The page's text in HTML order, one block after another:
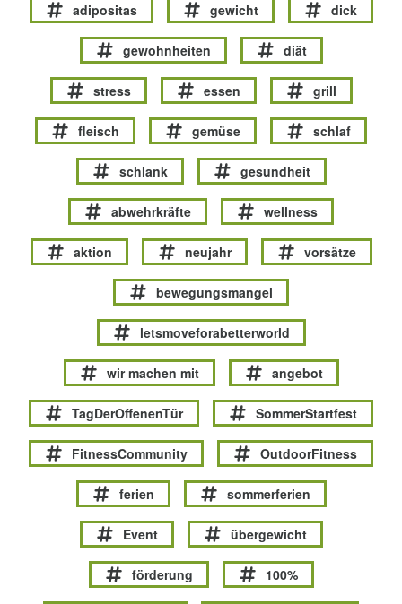
adipositas gewicht dick
gewohnheiten diät
stress essen grill
fleisch gemüse schlaf
schlank gesundheit
abwehrkräfte wellness
aktion neujahr vorsätze
bewegungsmangel
letsmoveforabetterworld
wir machen mit angebot
TagDerOffenenTür SommerStartfest
FitnessCommunity OutdoorFitness
ferien sommerferien
Event übergewicht
förderung 100%